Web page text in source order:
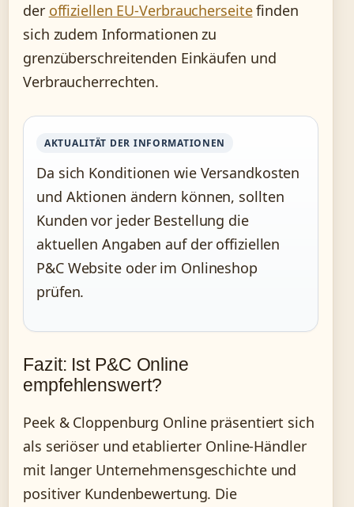
der offiziellen EU-Verbraucherseitefinden
sich zudem Informationen zu
grenzüberschreitenden Einkäufen und
Verbraucherrechten.
AKTUALITÄT DER INFORMATIONEN
Da sich Konditionen wie Versandkosten
und Aktionen ändern können, sollten
Kunden vor jeder Bestellung die
aktuellen Angaben auf der offiziellen
P&C Website oder im Onlineshop
prüfen.
Fazit: Ist P&C Online
empfehlenswert?
Peek & Cloppenburg Online präsentiert sich
als seriöser und etablierter Online-Händler
mit langer Unternehmensgeschichte und
positiver Kundenbewertung. Die